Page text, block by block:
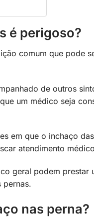
é perigoso?
comum que pode
de outros
um médico seja
em que o inchaço
atendimento
geral podem prestar
pernas.
nas perna?